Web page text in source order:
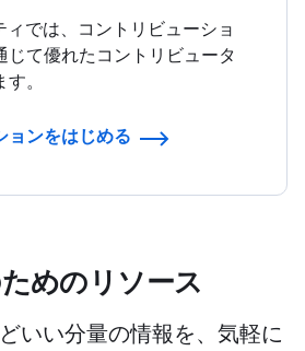
ィでは、コントリビューショ
じて優れたコントリビュータ
。
ョンをはじめる
めのリソース
いい分量の情報を、気軽に